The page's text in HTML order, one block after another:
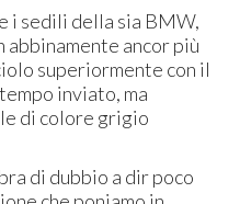
i sedili della sia BMW,
ancor più
superiormente con il
inviato, ma
di colore grigio
di dubbio a dir poco